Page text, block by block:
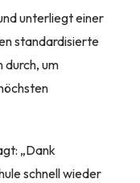
unterliegt einer
standardisierte
durch, um
„Dank
schnell wieder